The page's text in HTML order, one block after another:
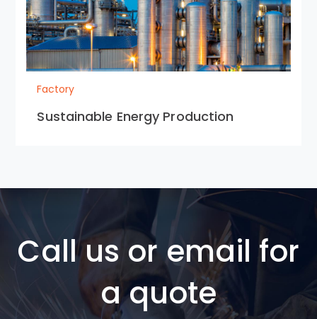
Factory
Sustainable Energy Production
Call us or email for
a quote